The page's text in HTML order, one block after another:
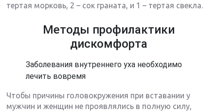
тертая морковь, 2 – сок граната, и 1 – тертая свекла.
Методы профилактики
дискомфорта
Заболевания внутреннего уха необходимо
лечить вовремя
Чтобы причины головокружения при вставании у
мужчин и женщин не проявлялись в полную силу,